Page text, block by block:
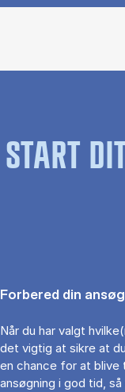
START
Forbered din
Når du har valgt
det vigtig at sikre at
en chance for at blive
ansøgning i god tid,